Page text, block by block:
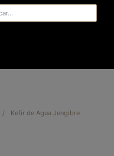
/ Kefir de Agua Jengibre